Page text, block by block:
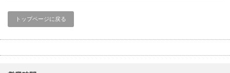
トップページに戻る